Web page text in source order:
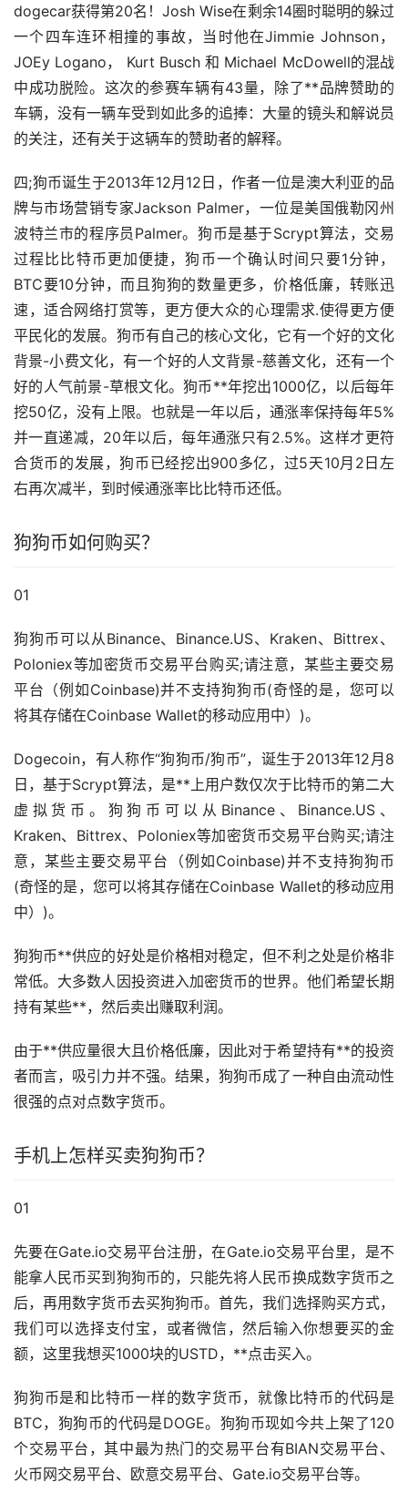
dogecar获得第20名！Josh Wise在剩余14圈时聪明的躲过
一个四车连环相撞的事故，当时他在Jimmie Johnson，
JOEy Logano， Kurt Busch 和 Michael McDowell的混战
中成功脱险。这次的参赛车辆有43量，除了**品牌赞助的
车辆，没有一辆车受到如此多的追捧：大量的镜头和解说员
的关注，还有关于这辆车的赞助者的解释。
四;狗币诞生于2013年12月12日，作者一位是澳大利亚的品
牌与市场营销专家Jackson Palmer，一位是美国俄勒冈州
波特兰市的程序员Palmer。狗币是基于Scrypt算法，交易
过程比比特币更加便捷，狗币一个确认时间只要1分钟，
BTC要10分钟，而且狗狗的数量更多，价格低廉，转账迅
速，适合网络打赏等，更方便大众的心理需求.使得更方便
平民化的发展。狗币有自己的核心文化，它有一个好的文化
背景-小费文化，有一个好的人文背景-慈善文化，还有一个
好的人气前景-草根文化。狗币**年挖出1000亿，以后每年
挖50亿，没有上限。也就是一年以后，通涨率保持每年5%
并一直递减，20年以后，每年通涨只有2.5%。这样才更符
合货币的发展，狗币已经挖出900多亿，过5天10月2日左
右再次减半，到时候通涨率比比特币还低。
狗狗币如何购买？
01
狗狗币可以从Binance、Binance.US、Kraken、Bittrex、
Poloniex等加密货币交易平台购买;请注意，某些主要交易
平台（例如Coinbase)并不支持狗狗币(奇怪的是，您可以
将其存储在Coinbase Wallet的移动应用中）)。
Dogecoin，有人称作“狗狗币/狗币”，诞生于2013年12月8
日，基于Scrypt算法，是**上用户数仅次于比特币的第二大
虚拟货币 。狗狗币可以从Binance、Binance.US、
Kraken、Bittrex、Poloniex等加密货币交易平台购买;请注
意，某些主要交易平台（例如Coinbase)并不支持狗狗币
(奇怪的是，您可以将其存储在Coinbase Wallet的移动应用
中）)。
狗狗币**供应的好处是价格相对稳定，但不利之处是价格非
常低。大多数人因投资进入加密货币的世界。他们希望长期
持有某些**，然后卖出赚取利润。
由于**供应量很大且价格低廉，因此对于希望持有**的投资
者而言，吸引力并不强。结果，狗狗币成了一种自由流动性
很强的点对点数字货币。
手机上怎样买卖狗狗币？
01
先要在Gate.io交易平台注册，在Gate.io交易平台里，是不
能拿人民币买到狗狗币的，只能先将人民币换成数字货币之
后，再用数字货币去买狗狗币。首先，我们选择购买方式，
我们可以选择支付宝 ，或者微信，然后输入你想要买的金
额，这里我想买1000块的USTD，**点击买入。
狗狗币是和比特币一样的数字货币，就像比特币的代码是
BTC，狗狗币的代码是DOGE。狗狗币现如今共上架了120
个交易平台，其中最为热门的交易平台有BIAN交易平台、
火币网交易平台、 欧意交易平台、Gate.io交易平台等。